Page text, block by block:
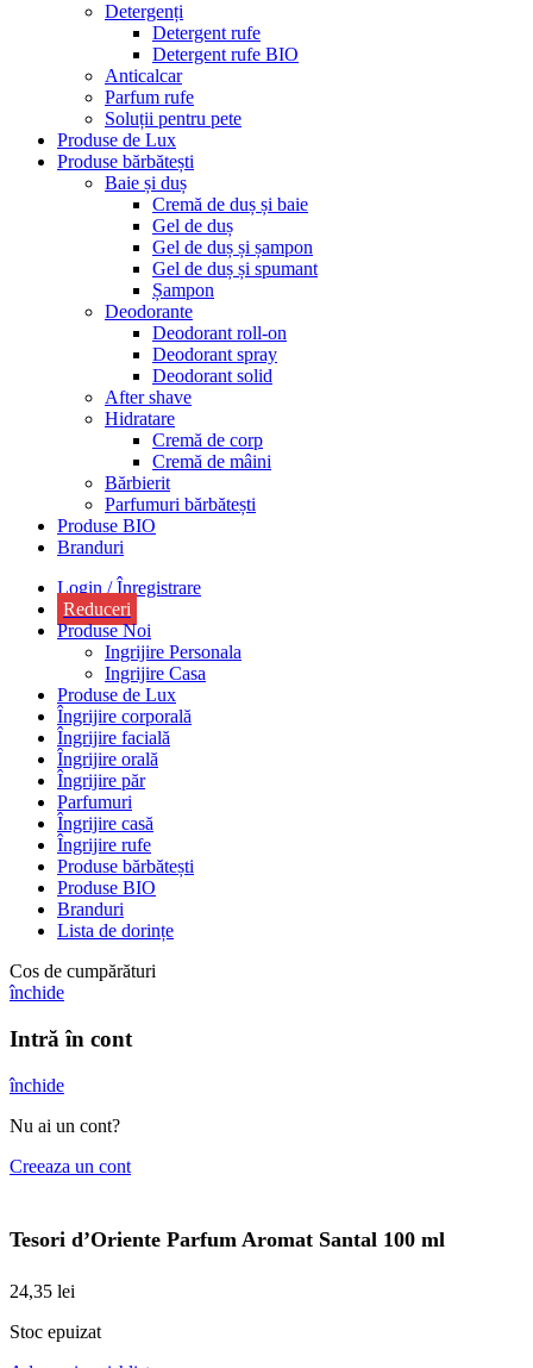
Detergenți
Detergent rufe
Detergent rufe BIO
Anticalcar
Parfum rufe
Soluții pentru pete
Produse de Lux
Produse bărbătești
Baie și duș
Cremă de duș și baie
Gel de duș
Gel de duș și șampon
Gel de duș și spumant
Șampon
Deodorante
Deodorant roll-on
Deodorant spray
Deodorant solid
After shave
Hidratare
Cremă de corp
Cremă de mâini
Bărbierit
Parfumuri bărbătești
Produse BIO
Branduri
Login / Înregistrare
Reduceri
Produse Noi
Ingrijire Personala
Ingrijire Casa
Produse de Lux
Îngrijire corporală
Îngrijire facială
Îngrijire orală
Îngrijire păr
Parfumuri
Îngrijire casă
Îngrijire rufe
Produse bărbătești
Produse BIO
Branduri
Lista de dorințe
Cos de cumpărături
închide
Intră în cont
închide
Nu ai un cont?
Creeaza un cont
Tesori d’Oriente Parfum Aromat Santal 100 ml
24,35 lei
Stoc epuizat